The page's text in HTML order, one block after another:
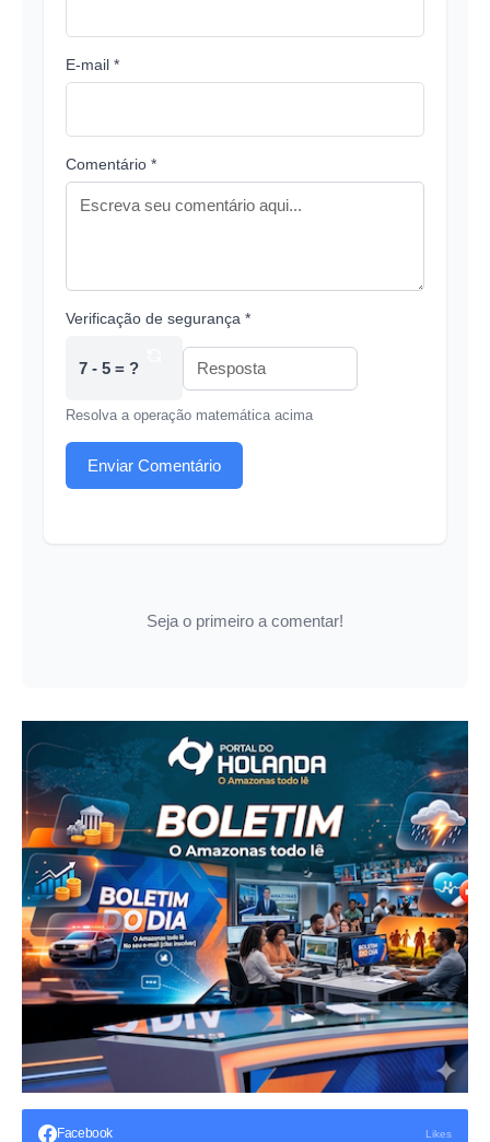
E-mail *
Comentário *
Verificação de segurança *
7 - 5 = ?
Resolva a operação matemática acima
Enviar Comentário
Seja o primeiro a comentar!
Facebook Likes